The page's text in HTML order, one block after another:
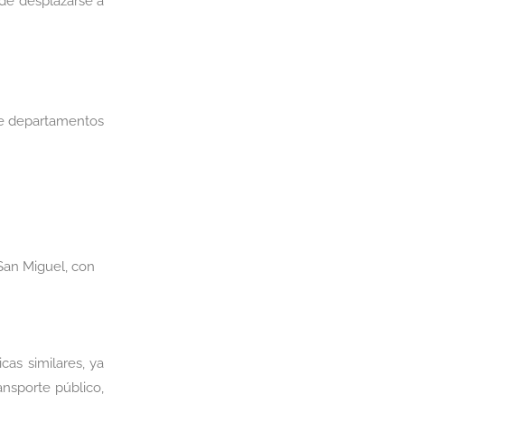
departamentos
Miguel, con
similares, ya
público,